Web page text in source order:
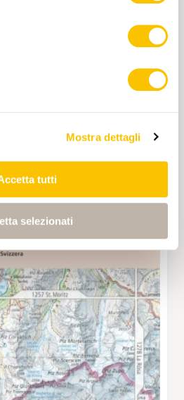
Mostra dettagli
tutti
selezionati